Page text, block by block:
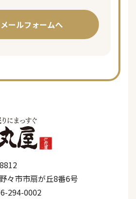
メールフォームへ
々市市扇が丘8番6号
294-0002